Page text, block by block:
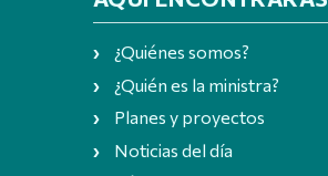
¿Quiénes somos?
¿Quién es la ministra?
Planes y proyectos
Noticias del día